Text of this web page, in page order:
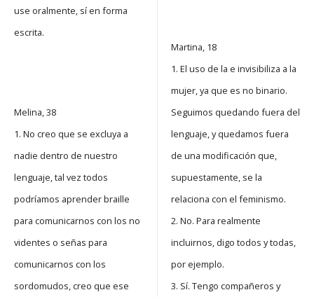
use oralmente, sí en forma
escrita.
Melina, 38
1. No creo que se excluya a
nadie dentro de nuestro
lenguaje, tal vez todos
podríamos aprender braille
para comunicarnos con los no
videntes o señas para
comunicarnos con los
sordomudos, creo que ese
Martina, 18
1. El uso de la e invisibiliza a la
mujer, ya que es no binario.
Seguimos quedando fuera del
lenguaje, y quedamos fuera
de una modificación que,
supuestamente, se la
relaciona con el feminismo.
2. No. Para realmente
incluirnos, digo todos y todas,
por ejemplo.
3. Sí. Tengo compañeros y